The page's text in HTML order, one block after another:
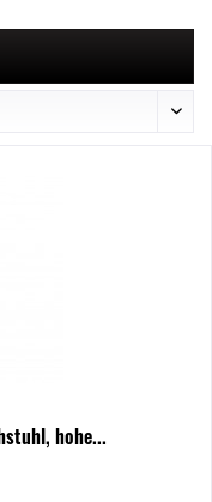
hohe...